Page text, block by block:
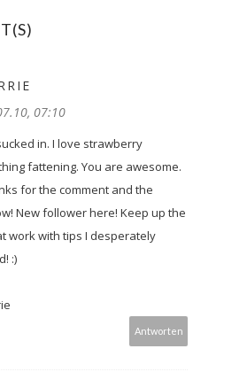
07:10
in. I love strawberry
fattening. You are awesome.
for the comment and the
New follower here! Keep up the
work with tips I desperately
:)
Antworten